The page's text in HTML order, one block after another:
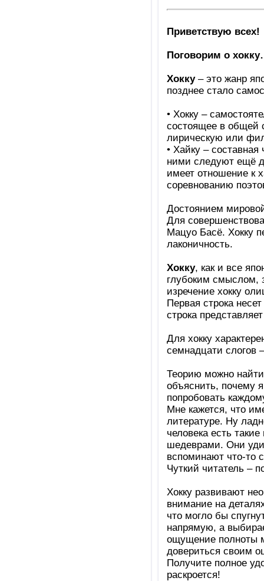
Приветствую всех!
Поговорим о
Хокку– это жанр
позднее стало
• Хокку –
состоящее в общей
лирическую или
• Хайку –
ними следуют ещё
имеет отношение к
соревнованию
Достоянием
Для
Мацуо Басё. Хокку
лаконичность.
Хокку, как и все
глубоким смыслом,
изречение хокку
Первая строка
строка
Для хокку
семнадцати слогов
Теорию можно
объяснить, почему
попробовать
Мне кажется, что
литературе. Ну
человека есть
шедеврами. Они
вспоминают что-то
Чуткий читатель –
Хокку развивают
внимание на
что могло бы
напрямую, а
ощущение полноты
довериться
Получите полное
раскроется!